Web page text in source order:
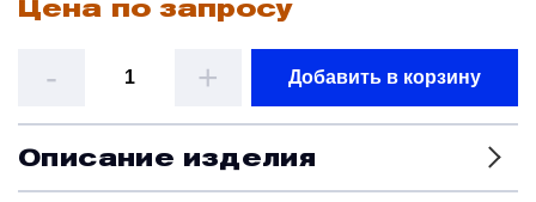
Цена по запросу
- + Добавить в корзину
Описание изделия
Краны и клапаны